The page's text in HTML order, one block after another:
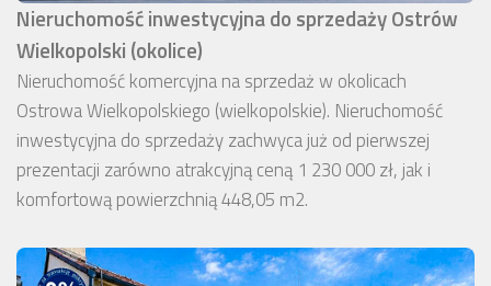
Nieruchomość inwestycyjna do sprzedaży Ostrów
Wielkopolski (okolice)
Nieruchomość komercyjna na sprzedaż w okolicach
Ostrowa Wielkopolskiego (wielkopolskie). Nieruchomość
inwestycyjna do sprzedaży zachwyca już od pierwszej
prezentacji zarówno atrakcyjną ceną 1 230 000 zł, jak i
komfortową powierzchnią 448,05 m2.